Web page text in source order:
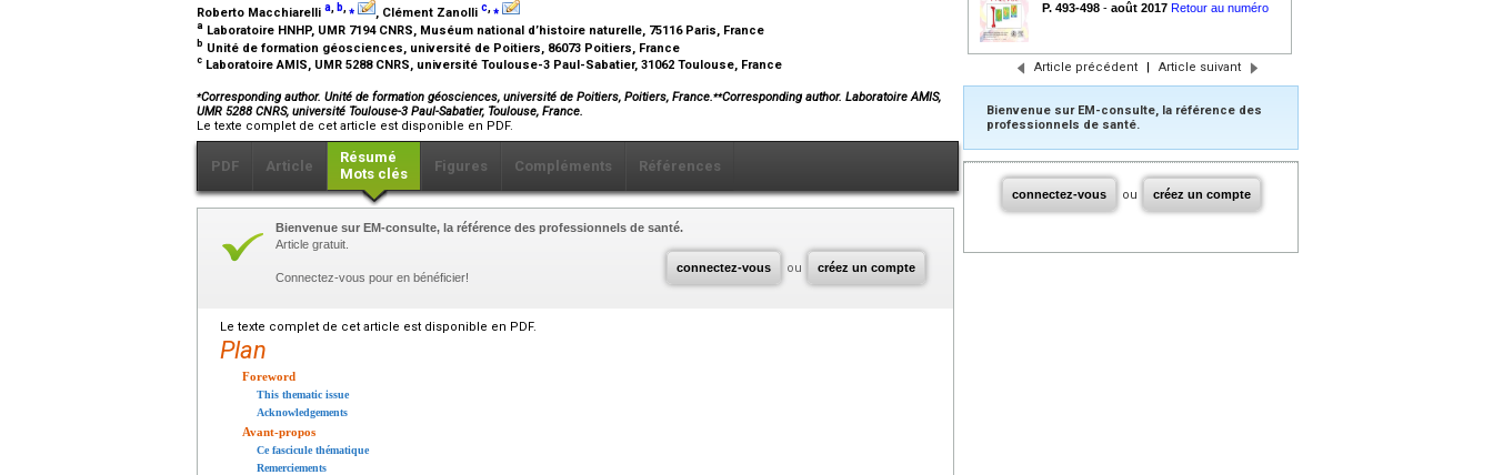
Roberto Macchiarelli a, b,⁎ , Clément Zanolli c,⁎
a Laboratoire HNHP, UMR 7194 CNRS, Muséum national d’histoire naturelle, 75116 Paris, France
b Unité de formation géosciences, université de Poitiers, 86073 Poitiers, France
c Laboratoire AMIS, UMR 5288 CNRS, université Toulouse-3 Paul-Sabatier, 31062 Toulouse, France
⁎Corresponding author. Unité de formation géosciences, université de Poitiers, Poitiers, France. ⁎⁎Corresponding author. Laboratoire AMIS,
UMR 5288 CNRS, université Toulouse-3 Paul-Sabatier, Toulouse, France.
Le texte complet de cet article est disponible en PDF.
PDF Article
Résumé
Mots clés
Figures Compléments Références
connectez-vous ou créez un compte
Bienvenue sur EM-consulte, la référence des professionnels de santé.
Article gratuit.
Connectez-vous pour en bénéficier!
Le texte complet de cet article est disponible en PDF.
Plan
Foreword
This thematic issue
Acknowledgements
Avant-propos
Ce fascicule thématique
Remerciements
P. 493-498 - août 2017 Retour au numéro
Article précédent | Article suivant
Bienvenue sur EM-consulte, la référence des
professionnels de santé.
connectez-vous ou créez un compte